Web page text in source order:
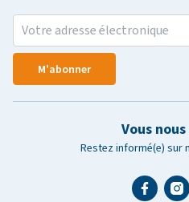
M'abonner
Vous
Restez informé(e) sur